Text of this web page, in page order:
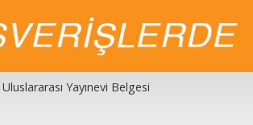
Uluslararası Yayınevi Belgesi